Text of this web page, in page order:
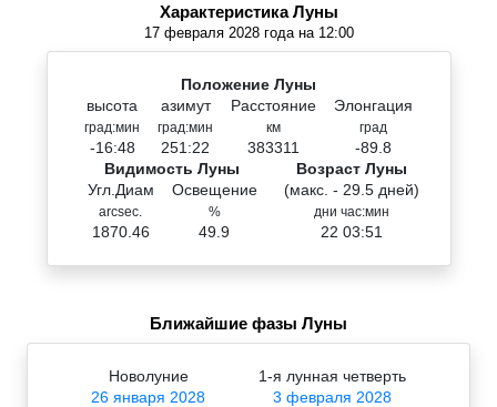
Характеристика Луны
17 февраля 2028 года на 12:00
Положение Луны
высота
град:мин
-16:48
азимут
град:мин
251:22
Расстояние
км
383311
Элонгация
град
-89.8
Видимость Луны
Угл.Диам
arcsec.
1870.46
Освещение
%
49.9
Возраст Луны
(макс. - 29.5 дней)
дни час:мин
22 03:51
Ближайшие фазы Луны
Новолуние
26 января 2028
1-я лунная четверть
3 февраля 2028